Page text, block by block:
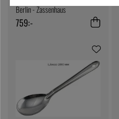
Berlin - Zassenhaus
759:-